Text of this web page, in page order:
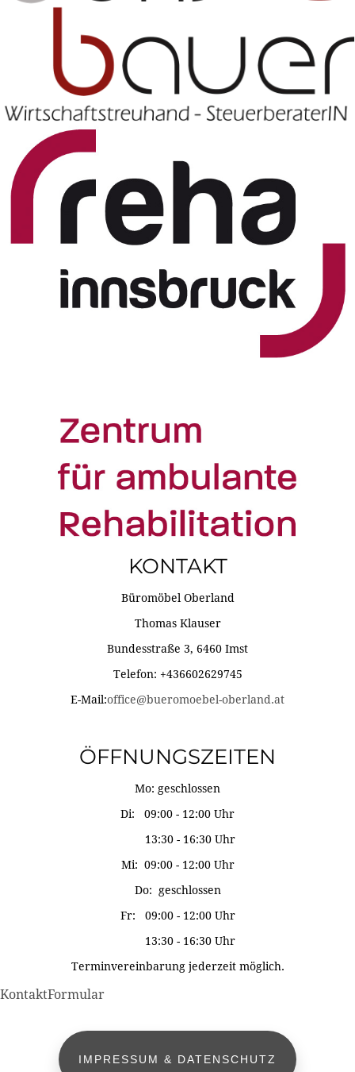
KONTAKT
Büromöbel Oberland
Thomas Klauser
Bundesstraße 3, 6460 Imst
Telefon: +436602629745
E-Mail:office@bueromoebel-oberland.at
ÖFFNUNGSZEITEN
Mo: geschlossen
Di: 09:00 - 12:00 Uhr
13:30 - 16:30 Uhr
Mi: 09:00 - 12:00 Uhr
Do: geschlossen
Fr: 09:00 - 12:00 Uhr
13:30 - 16:30 Uhr
Terminvereinbarung jederzeit möglich.
KontaktFormular
IMPRESSUM & DATENSCHUTZ